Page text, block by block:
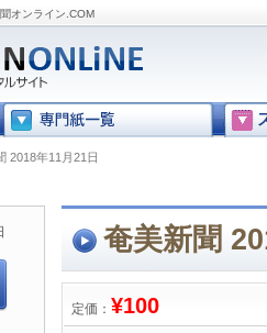
オンライン.COM
2018年11月21日
奄美新聞
定価： ¥100